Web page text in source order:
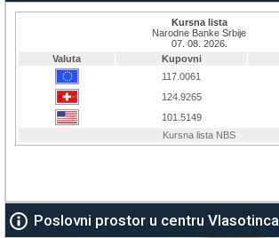
Poslovni prostor u centru Vlasotinca